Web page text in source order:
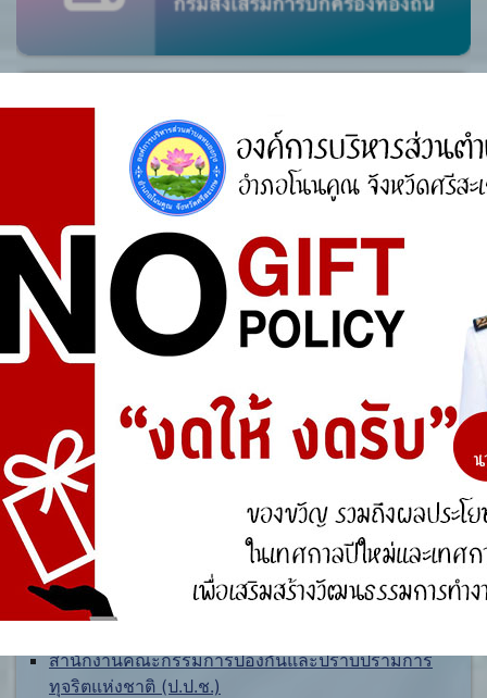
สำนักงานคณะกรรมการป้องกันและปราบปรามการ
ทุจริตแห่งชาติ (ป.ป.ช.)